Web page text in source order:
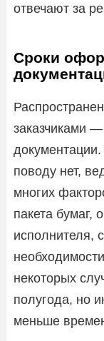
отвечают за
Сроки
заказчиками
поводу нет,
многих
пакета бумаг,
исполнителя,
некоторых
полугода, но
меньше